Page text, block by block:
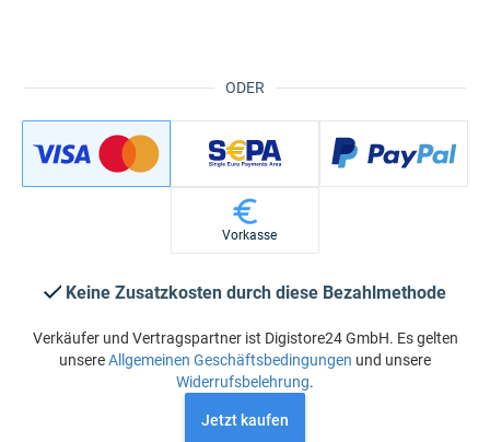
ODER
Vorkasse
Keine Zusatzkosten durch diese Bezahlmethode
Verkäufer und Vertragspartner ist Digistore24 GmbH. Es gelten
unsereAllgemeinen Geschäftsbedingungen und unsere
Widerrufsbelehrung.
Jetzt kaufen